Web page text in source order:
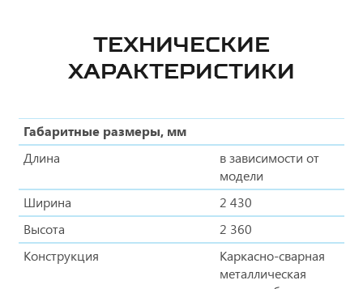
ТЕХНИЧЕСКИЕ
ХАРАКТЕРИСТИКИ
Габаритные размеры, мм
Длина
в зависимости от
модели
Ширина
2 430
Высота
2 360
Конструкция
Каркасно-сварная
металлическая